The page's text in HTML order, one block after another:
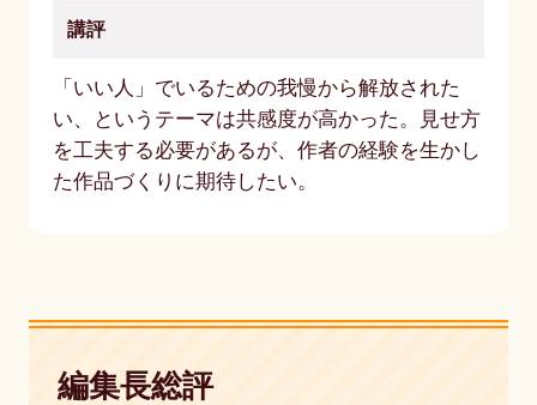
講評
「いい人」でいるための我慢から解放された
い、というテーマは共感度が高かった。見せ方
を工夫する必要があるが、作者の経験を生かし
た作品づくりに期待したい。
編集長総評